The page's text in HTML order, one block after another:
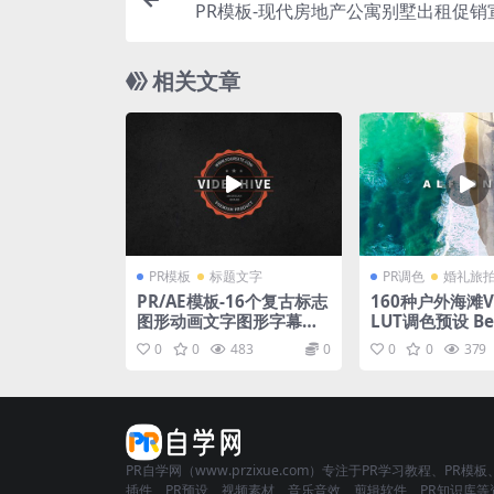
PR模板-现代房地产公寓别墅出租促销
相关文章
PR模板 标题文字
PR/AE模板-16个复古标志
图形动画文字图形字幕动
画视频模板
0 0 483 0
PR调色 婚礼旅
160种户外海滩
LUT调色预设
s Color
0 0 379
PR自学网（www.przixue.com）专注于PR学习教程、PR模板